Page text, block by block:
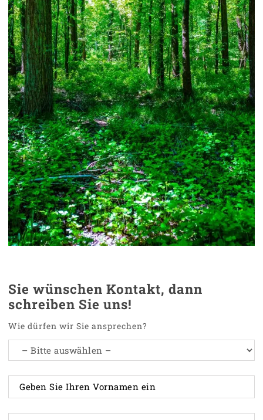
Sie wünschen Kontakt, dann
schreiben Sie uns!
Wie dürfen wir Sie ansprechen?